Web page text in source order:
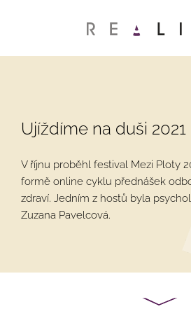
Ujíždíme na duši 2021
V říjnu proběhl festival Mezi Ploty
formě online cyklu přednášek
zdraví. Jedním z hostů byla
Zuzana Pavelcová.